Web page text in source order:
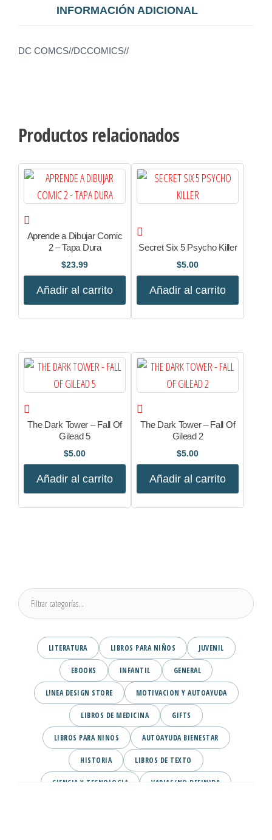
INFORMACIÓN ADICIONAL
DC COMCS//DCCOMICS//
Productos relacionados
Aprende a Dibujar Comic
2 – Tapa Dura
$23.99
Añadir al carrito
Secret Six 5 Psycho Killer
$5.00
Añadir al carrito
The Dark Tower – Fall Of
Gilead 5
$5.00
Añadir al carrito
The Dark Tower – Fall Of
Gilead 2
$5.00
Añadir al carrito
LITERATURA LIBROS PARA NIÑOS JUVENIL
EBOOKS INFANTIL GENERAL
L!NEA DESIGN STORE MOTIVACION Y AUTOAYUDA
LIBROS DE MEDICINA GIFTS
LIBROS PARA NINOS AUTOAYUDA BIENESTAR
HISTORIA LIBROS DE TEXTO
CIENCIA Y TECNOLOGIA VARIAS/NO DEFINIDA